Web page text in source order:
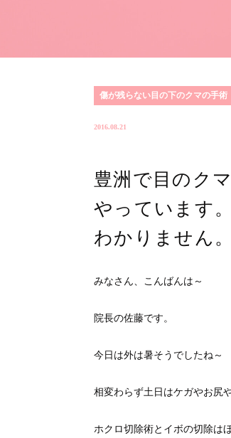
傷が残らない目の下のクマの手術
2016.08.21
豊洲で目のク
やっています
わかりません。
みなさん、こんばんは～
院長の佐藤です。
今日は外は暑そうでしたね～
相変わらず土日はケガやお尻
ホクロ切除術とイボの切除は